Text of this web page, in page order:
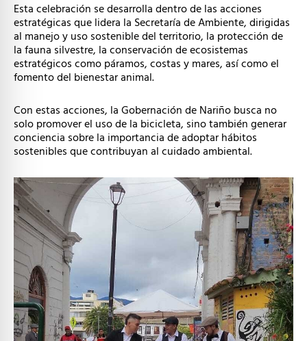
Esta celebración se desarrolla dentro de las acciones
estratégicas que lidera la Secretaría de Ambiente, dirigidas
al manejo y uso sostenible del territorio, la protección de
la fauna silvestre, la conservación de ecosistemas
estratégicos como páramos, costas y mares, así como el
fomento del bienestar animal.
Con estas acciones, la Gobernación de Nariño busca no
solo promover el uso de la bicicleta, sino también generar
conciencia sobre la importancia de adoptar hábitos
sostenibles que contribuyan al cuidado ambiental.